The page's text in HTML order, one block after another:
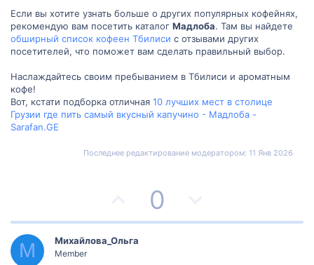
Если вы хотите узнать больше о других популярных кофейнях,
рекомендую вам посетить каталог Мадлоба. Там вы найдете
обширный список кофеен Тбилиси с отзывами других
посетителей, что поможет вам сделать правильный выбор.
Наслаждайтесь своим пребыванием в Тбилиси и ароматным
кофе!
Вот, кстати подборка отличная 10 лучших мест в столице
Грузии где пить самый вкусный капучино - Мадлоба -
Sarafan.GE
Последнее редактирование модератором: 11 Янв 2026
о
з
0
е
М Михайлова_Ольга
Member